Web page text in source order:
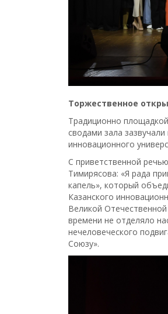
Торжественное
Традиционно
сводами зала
инновационного
С приветственной
Тимирясова: «Я рада
капель», который
Казанского
Великой
времени не отделяло
нечеловеческого
Союзу».